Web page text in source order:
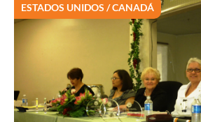
ESTADOS UNIDOS / CANADÁ